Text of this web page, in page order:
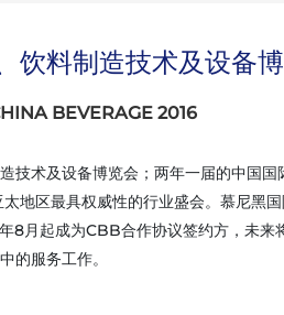
饮料制造技术及设备
BEVERAGE 2016
技术及设备博览会；两年一届的中国
地区最具权威性的行业盛会。慕尼黑
8月起成为CBB合作协议签约方，未
的服务工作。